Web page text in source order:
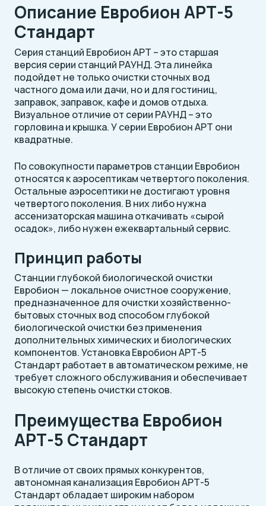
Описание Евробион АРТ-5
Стандарт
Серия станций Евробион АРТ – это старшая
версия серии станций РАУНД. Эта линейка
подойдет не только очистки сточных вод
частного дома или дачи, но и для гостиниц,
заправок, заправок, кафе и домов отдыха.
Визуальное отличие от серии РАУНД – это
горловина и крышка. У серии Евробион АРТ они
квадратные.
По совокупности параметров станции Евробион
относятся к аэросептикам четвертого поколения.
Остальные аэросептики не достигают уровня
четвертого поколения. В них либо нужна
ассенизаторская машина откачивать «сырой
осадок», либо нужен ежеквартальный сервис.
Принцип работы
Станции глубокой биологической очистки
Евробион — локальное очистное сооружение,
предназначенное для очистки хозяйственно-
бытовых сточных вод способом глубокой
биологической очистки без применения
дополнительных химических и биологических
компонентов. Установка Евробион АРТ-5
Стандарт работает в автоматическом режиме, не
требует сложного обслуживания и обеспечивает
высокую степень очистки стоков.
Преимущества Евробион
АРТ-5 Стандарт
В отличие от своих прямых конкурентов,
автономная канализация Евробион АРТ-5
Стандарт обладает широким набором